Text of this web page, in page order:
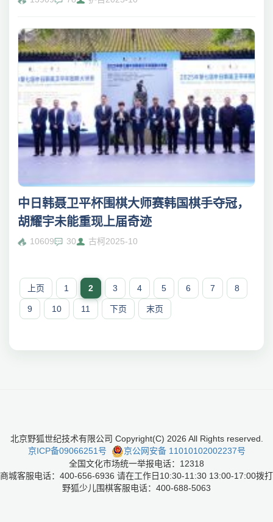
中日韩聂卫平杯围棋大师赛韩国棋手夺冠，
胡耀宇未能重现上届奇迹
10609 30 古柯2025-10
上页 1 2 3 4 5 6 7 8
9 10 11 下页 末页
北京野狐世纪技术有限公司 Copyright(C) 2026 All Rights reserved.
京ICP备09066251号
京公网安备 11010102002237号
全国文化市场统一举报电话：12318
商城客服电话：400-656-6936 请在工作日10:30-11:30 13:00-17:00拨打
野狐少儿围棋客服电话：400-688-5063